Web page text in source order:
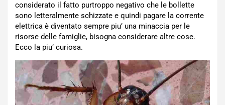
considerato il fatto purtroppo negativo che le bollette
sono letteralmente schizzate e quindi pagare la corrente
elettrica è diventato sempre piu’ una minaccia per le
risorse delle famiglie, bisogna considerare altre cose.
Ecco la piu’ curiosa.